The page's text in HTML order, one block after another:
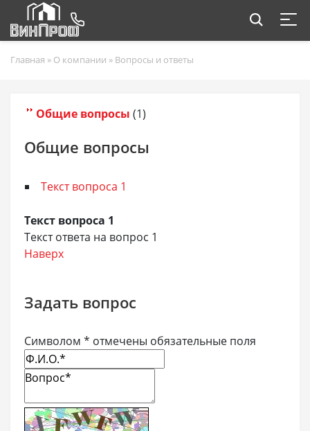
Главная » О компании » Вопросы и ответы
Общие вопросы (1)
Общие вопросы
Текст вопроса 1
Текст вопроса 1
Текст ответа на вопрос 1
Наверх
Задать вопрос
Символом * отмечены обязательные поля